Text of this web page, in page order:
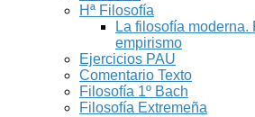
Hª Filosofía
La filosofía
empirismo
Ejercicios PAU
Comentario Texto
Filosofía 1º Bach
Filosofía Extremeña